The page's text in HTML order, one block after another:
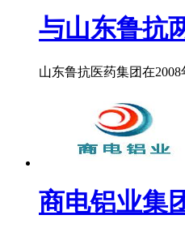
与山东鲁抗
山东鲁抗医药集团在
商电铝业集